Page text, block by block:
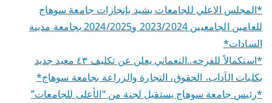
*المجلس الاعلي للجامعات يشيد بإنجازات جامعة سوهاج
للعامين الجامعيين 2023/2024 و2024/2025 بجامعة مدينة
السادات*
*استكمالاً للفرحه..النعماني يعلن عن تكليف ٤٣ معيد جديد
بكليات الآداب، الحقوق، التجارة والزراعة بجامعة سوهاج*
*رئيس جامعة سوهاج يستقبل لجنة من “الأعلى للجامعات”